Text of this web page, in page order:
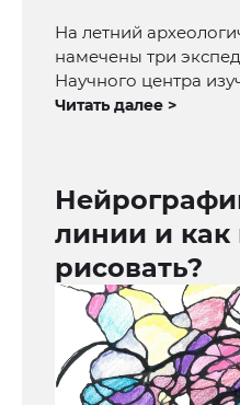
На летний
намечены три
Научного центра
Читать далее >
линии и как
рисовать?